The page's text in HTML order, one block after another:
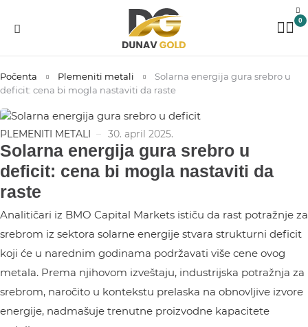
0
Počenta Plemeniti metali
Solarna energija gura srebro u
deficit: cena bi mogla nastaviti da raste
PLEMENITI METALI 30. april 2025.
Solarna energija gura srebro u
deficit: cena bi mogla nastaviti da
raste
Analitičari iz BMO Capital Markets ističu da rast potražnje za
srebrom iz sektora solarne energije stvara strukturni deficit
koji će u narednim godinama podržavati više cene ovog
metala. Prema njihovom izveštaju, industrijska potražnja za
srebrom, naročito u kontekstu prelaska na obnovljive izvore
energije, nadmašuje trenutne proizvodne kapacitete